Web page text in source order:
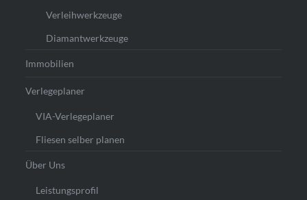
Verleihwerkzeuge
Diamantwerkzeuge
Immobilien
Verlegeplaner
VIA-Verlegeplaner
Fliesen selber planen
Über Uns
Leistungsprofil